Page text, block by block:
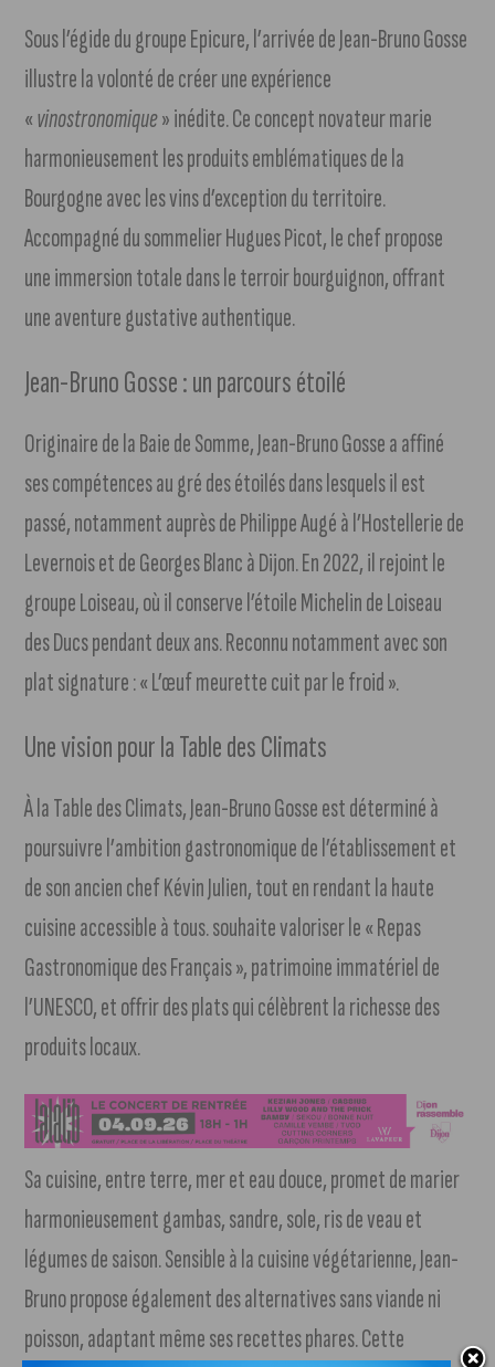
Sous l’égide du groupe Epicure, l’arrivée de Jean-Bruno Gosse
illustre la volonté de créer une expérience
«vinostronomique» inédite. Ce concept novateur marie
harmonieusement les produits emblématiques de la
Bourgogne avec les vins d’exception du territoire.
Accompagné du sommelier Hugues Picot, le chef propose
une immersion totale dans le terroir bourguignon, offrant
une aventure gustative authentique.
Jean-Bruno Gosse : un parcours étoilé
Originaire de la Baie de Somme, Jean-Bruno Gosse a affiné
ses compétences au gré des étoilés dans lesquels il est
passé, notamment auprès de Philippe Augé à l’Hostellerie de
Levernois et de Georges Blanc à Dijon. En 2022, il rejoint le
groupe Loiseau, où il conserve l’étoile Michelin de Loiseau
des Ducs pendant deux ans. Reconnu notamment avec son
plat signature : « L’œuf meurette cuit par le froid ».
Une vision pour la Table des Climats
À la Table des Climats, Jean-Bruno Gosse est déterminé à
poursuivre l’ambition gastronomique de l’établissement et
de son ancien chef Kévin Julien, tout en rendant la haute
cuisine accessible à tous. souhaite valoriser le « Repas
Gastronomique des Français », patrimoine immatériel de
l’UNESCO, et offrir des plats qui célèbrent la richesse des
produits locaux.
Sa cuisine, entre terre, mer et eau douce, promet de marier
harmonieusement gambas, sandre, sole, ris de veau et
légumes de saison. Sensible à la cuisine végétarienne, Jean-
Bruno propose également des alternatives sans viande ni
poisson, adaptant même ses recettes phares. Cette